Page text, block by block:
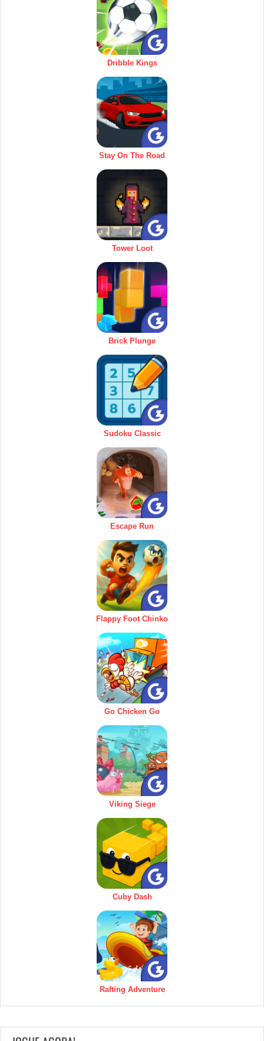
Dribble Kings
Stay On The Road
Tower Loot
Brick Plunge
Sudoku Classic
Escape Run
Flappy Foot Chinko
Go Chicken Go
Viking Siege
Cuby Dash
Rafting Adventure